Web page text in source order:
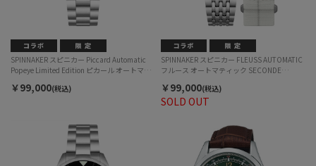
SPINNAKER スピニカー Piccard Automatic
Popeye Limited Edition ピカール オートマテ
5173-22 自動巻 メンズ
￥99,000(税込)
SOLD OUT
SPINNAKER スピニカー FLEUSS AUTOMATIC
フルース オートマティック SECONDE
国内チックタック専売モデル SP-5170-11A 自
動巻 メンズ
￥99,000(税込)